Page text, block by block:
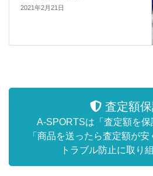
2021年2月21日
査定額
A-SPORTSは「査定額を保
「商品を送ったら査定額が
トラブル防止に取り